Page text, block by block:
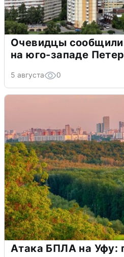
Очевидцы
на юго-западе
5 августа 0
Атака БПЛА на Уфу: